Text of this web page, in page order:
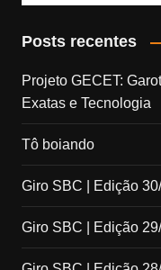
Posts recentes
Projeto GECET:
Exatas e Tecnologia
Tô boiando
Giro SBC | Edição
Giro SBC | Edição